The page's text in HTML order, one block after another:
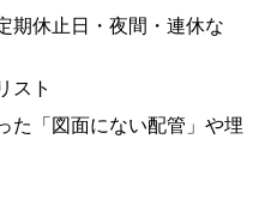
期休止日・夜間・連休な
スト
た「図面にない配管」や埋